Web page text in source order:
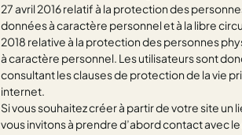
27 avril 2016 relatif à la protection des
données à caractère personnel et à la libre
2018 relative à la protection des personnes
à caractère personnel. Les utilisateurs sont
consultant les clauses de protection de la vie
internet.
Si vous souhaitez créer à partir de votre site un
vous invitons à prendre d’abord contact avec